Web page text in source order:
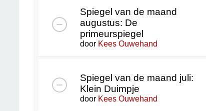
Spiegel van de maand
augustus: De
primeurspiegel
door Kees Ouwehand
Spiegel van de maand juli:
Klein Duimpje
door Kees Ouwehand